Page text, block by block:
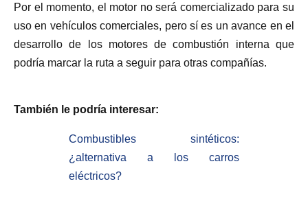
Por el momento, el motor no será comercializado para su
uso en vehículos comerciales, pero sí es un avance en el
desarrollo de los motores de combustión interna que
podría marcar la ruta a seguir para otras compañías.
También le podría interesar:
Combustibles sintéticos:
¿alternativa a los carros
eléctricos?